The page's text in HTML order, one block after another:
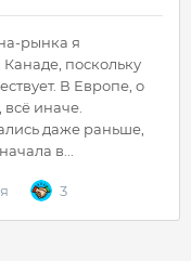
рынка я
поскольку
В Европе, о
иначе.
даже раньше,
в...
3